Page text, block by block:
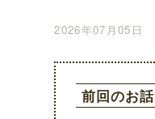
2026年07月05日
前回のお話